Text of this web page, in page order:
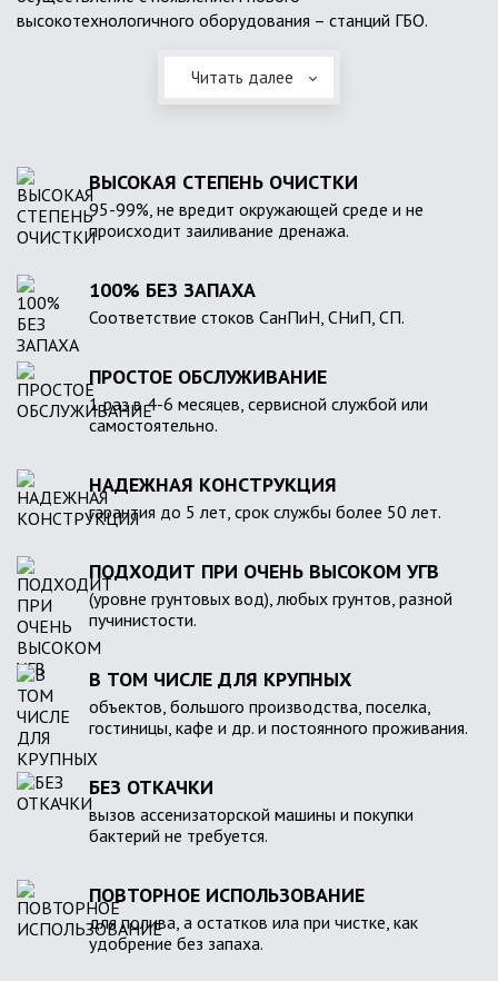
высокотехнологичного оборудования – станций ГБО.
Читать далее
ВЫСОКАЯ СТЕПЕНЬ ОЧИСТКИ
95-99%, не вредит окружающей среде и не
происходит заиливание дренажа.
100% БЕЗ ЗАПАХА
Соответствие стоков СанПиН, СНиП, СП.
ПРОСТОЕ ОБСЛУЖИВАНИЕ
1 раз в 4-6 месяцев, сервисной службой или
самостоятельно.
НАДЕЖНАЯ КОНСТРУКЦИЯ
гарантия до 5 лет, срок службы более 50 лет.
ПОДХОДИТ ПРИ ОЧЕНЬ ВЫСОКОМ УГВ
(уровне грунтовых вод), любых грунтов, разной
пучинистости.
В ТОМ ЧИСЛЕ ДЛЯ КРУПНЫХ
объектов, большого производства, поселка,
гостиницы, кафе и др. и постоянного проживания.
БЕЗ ОТКАЧКИ
вызов ассенизаторской машины и покупки
бактерий не требуется.
ПОВТОРНОЕ ИСПОЛЬЗОВАНИЕ
для полива, а остатков ила при чистке, как
удобрение без запаха.